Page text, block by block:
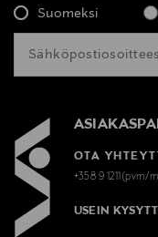
Suomeksi
OTA
+358 9 1211(pvm/
USEIN